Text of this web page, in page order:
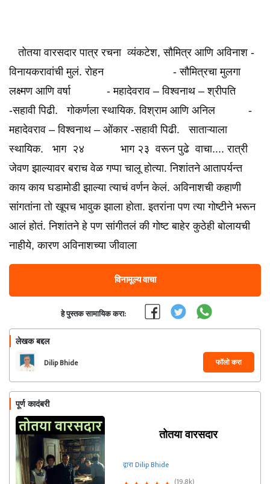
तोतया वारसदार पात्र रचना व्यंकटेश, सौमित्र आणि अविनाश -
विनायकरावांची मुलं. रोहन - सौमित्रचा मुलगा
लक्ष्मण आणि वर्षा - महादेवराव – विश्वनाथ – श्रीपति
-सहावी पिढी. गोकर्णला स्थायिक. विश्राम आणि अनिल -
महादेवराव – विश्वनाथ – ओंकार -सहावी पिढी. साताऱ्याला
स्थायिक. भाग २४ भाग २३ वरून पुढे वाचा.... रात्री
जेवण झाल्यावर बराच वेळ गप्पा चालू होत्या. निशांतने आतापर्यन्त
काय काय घडामोडी झाल्या त्याचं वर्णन केलं. अविनाशची कहाणी
सांगतांना तो खूपच भावुक झाला होता. इतरांना पण त्या गोष्टीने भरून
आलं होतं. निशांतने हे पण सांगीतलं की गोष्ट बाहेर कुठेही बोलायची
नाहीये, कारण अविनाशच्या जीवाला
विनामूल्य वाचा
हे पुस्तक सामायिक करा:
लेखक बद्दल
Dilip Bhide फॉलो करा
पूर्ण कादंबरी
तोतया वारसदार
द्वारा Dilip Bhide
(19.8k)